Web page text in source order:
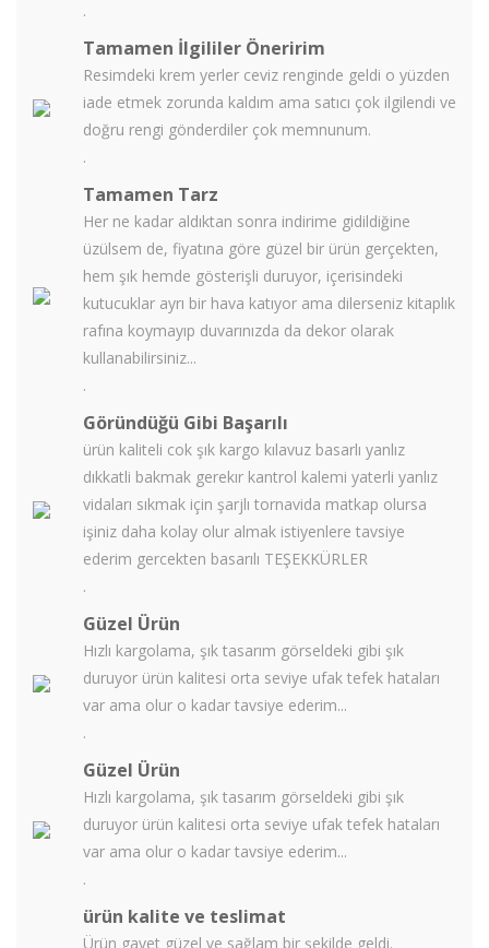
.
Tamamen İlgililer Öneririm
Resimdeki krem yerler ceviz renginde geldi o yüzden
iade etmek zorunda kaldım ama satıcı çok ilgilendi ve
doğru rengi gönderdiler çok memnunum.
.
Tamamen Tarz
Her ne kadar aldıktan sonra indirime gidildiğine
üzülsem de, fiyatına göre güzel bir ürün gerçekten,
hem şık hemde gösterişli duruyor, içerisindeki
kutucuklar ayrı bir hava katıyor ama dilerseniz kitaplık
rafına koymayıp duvarınızda da dekor olarak
kullanabilirsiniz...
.
Göründüğü Gibi Başarılı
ürün kaliteli cok şık kargo kılavuz basarlı yanlız
dıkkatli bakmak gerekır kantrol kalemi yaterli yanlız
vidaları sıkmak için şarjlı tornavida matkap olursa
işiniz daha kolay olur almak istiyenlere tavsiye
ederim gercekten basarılı TEŞEKKÜRLER
.
Güzel Ürün
Hızlı kargolama, şık tasarım görseldeki gibi şık
duruyor ürün kalitesi orta seviye ufak tefek hataları
var ama olur o kadar tavsiye ederim...
.
Güzel Ürün
Hızlı kargolama, şık tasarım görseldeki gibi şık
duruyor ürün kalitesi orta seviye ufak tefek hataları
var ama olur o kadar tavsiye ederim...
.
ürün kalite ve teslimat
Ürün gayet güzel ve sağlam bir şekilde geldi.